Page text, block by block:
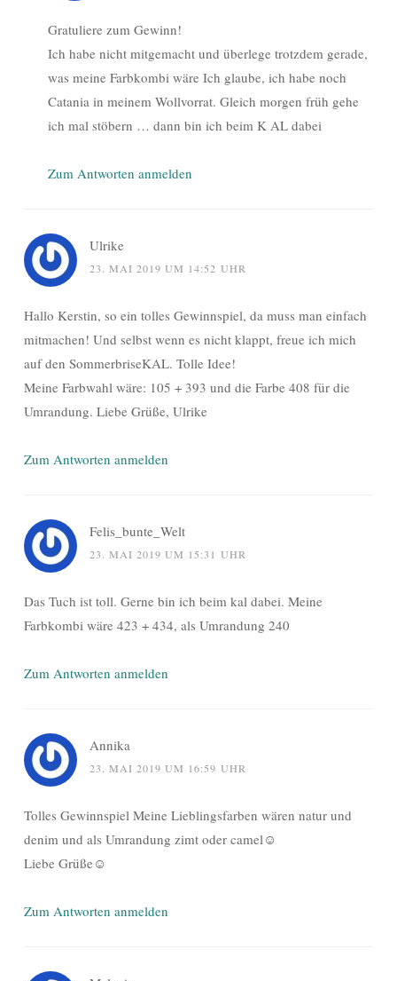
Gratuliere zum Gewinn!
Ich habe nicht mitgemacht und überlege trotzdem gerade,
was meine Farbkombi wäre Ich glaube, ich habe noch
Catania in meinem Wollvorrat. Gleich morgen früh gehe
ich mal stöbern … dann bin ich beim K AL dabei
Zum Antworten anmelden
Ulrike
23. MAI 2019 UM 14:52 UHR
Hallo Kerstin, so ein tolles Gewinnspiel, da muss man einfach
mitmachen! Und selbst wenn es nicht klappt, freue ich mich
auf den SommerbriseKAL. Tolle Idee!
Meine Farbwahl wäre: 105 + 393 und die Farbe 408 für die
Umrandung. Liebe Grüße, Ulrike
Zum Antworten anmelden
Felis_bunte_Welt
23. MAI 2019 UM 15:31 UHR
Das Tuch ist toll. Gerne bin ich beim kal dabei. Meine
Farbkombi wäre 423 + 434, als Umrandung 240
Zum Antworten anmelden
Annika
23. MAI 2019 UM 16:59 UHR
Tolles Gewinnspiel Meine Lieblingsfarben wären natur und
denim und als Umrandung zimt oder camel☺
Liebe Grüße☺
Zum Antworten anmelden